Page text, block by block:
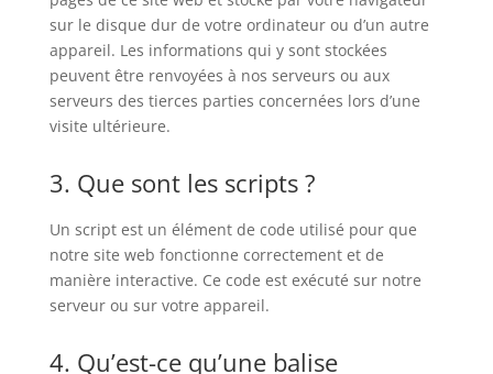
sur le disque dur de votre ordinateur ou d’un autre
appareil. Les informations qui y sont stockées
peuvent être renvoyées à nos serveurs ou aux
serveurs des tierces parties concernées lors d’une
visite ultérieure.
3. Que sont les scripts ?
Un script est un élément de code utilisé pour que
notre site web fonctionne correctement et de
manière interactive. Ce code est exécuté sur notre
serveur ou sur votre appareil.
4. Qu’est-ce qu’une balise